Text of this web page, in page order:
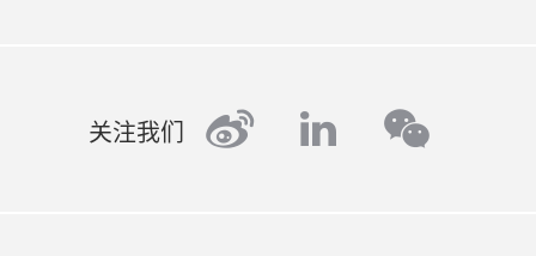
关注我们 weibolinkedinwechat